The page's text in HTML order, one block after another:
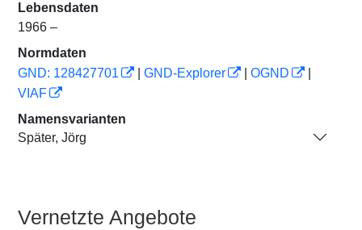
Lebensdaten
1966 –
Normdaten
GND: 128427701
GND-Explorer OGND
VIAF
Namensvarianten
Später, Jörg
Vernetzte Angebote